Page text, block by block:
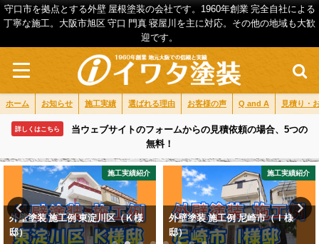
守口市を拠点とする外壁 屋根塗装の会社です。1960年創業 完全自社による
丁寧な施工。大阪市旭区 守口 門真 寝屋川を主に対応。その他の地域も大歓
迎です。
ホーム お知らせ 施工実績 選ばれる理由 お客様の声 Q and A 見積り・
詳しくはこちら
当ウェブサイトのフォームからの見積依頼の場合、5つの
無料！
施工実績紹介
東淀川区（Ｋ様
施工実績紹介
外壁塗装 施工例 尼崎市（Ｉ様
邸）
お客様の声 守
2026年6月29日